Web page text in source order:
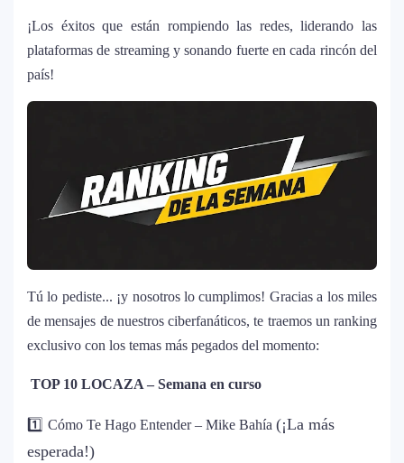
¡Los éxitos que están rompiendo las redes, liderando las
plataformas de streaming y sonando fuerte en cada rincón del
país!
Tú lo pediste... ¡y nosotros lo cumplimos! Gracias a los miles
de mensajes de nuestros ciberfanáticos, te traemos un ranking
exclusivo con los temas más pegados del momento:
TOP 10 LOCAZA – Semana en curso
1️⃣ Cómo Te Hago Entender – Mike Bahía (¡La más
esperada!)
1
La historia secreta de “Te Boté”: cómo
Bad Bunny convirtió una canción de
2
Ariana Grande revive la era Dangerous
con nuevo álbum